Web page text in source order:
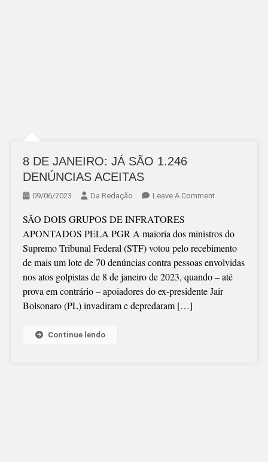
8 DE JANEIRO: JÁ SÃO 1.246
DENÚNCIAS ACEITAS
09/06/2023 Da Redação Leave A CommentOn
JANEIRO:
JÁ
SÃO
1.246
DENÚNCIAS
SÃO DOIS GRUPOS DE INFRATORES
APONTADOS PELA PGR A maioria dos ministros do
Supremo Tribunal Federal (STF) votou pelo recebimento
de mais um lote de 70 denúncias contra pessoas envolvidas
nos atos golpistas de 8 de janeiro de 2023, quando – até
prova em contrário – apoiadores do ex-presidente Jair
Bolsonaro (PL) invadiram e depredaram […]
Continue lendo